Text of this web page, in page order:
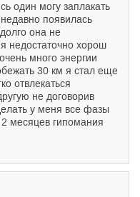
один могу заплакать
появилась
она не
недостаточно хорош
много энергии
30 км я стал еще
отвлекаться
не договорив
у меня все фазы
месяцев гипомания